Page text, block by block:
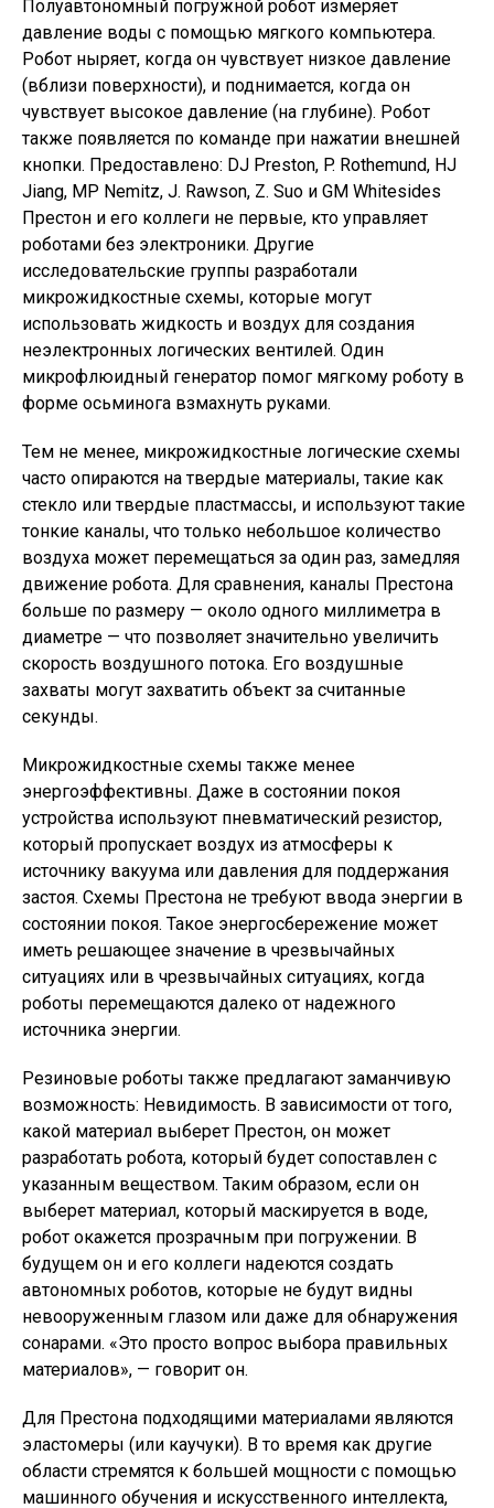
Полуавтономный погружной робот измеряет
давление воды с помощью мягкого компьютера.
Робот ныряет, когда он чувствует низкое давление
(вблизи поверхности), и поднимается, когда он
чувствует высокое давление (на глубине). Робот
также появляется по команде при нажатии внешней
кнопки. Предоставлено: DJ Preston, P. Rothemund, HJ
Jiang, MP Nemitz, J. Rawson, Z. Suo и GM Whitesides
Престон и его коллеги не первые, кто управляет
роботами без электроники. Другие
исследовательские группы разработали
микрожидкостные схемы, которые могут
использовать жидкость и воздух для создания
неэлектронных логических вентилей. Один
микрофлюидный генератор помог мягкому роботу в
форме осьминога взмахнуть руками.
Тем не менее, микрожидкостные логические схемы
часто опираются на твердые материалы, такие как
стекло или твердые пластмассы, и используют такие
тонкие каналы, что только небольшое количество
воздуха может перемещаться за один раз, замедляя
движение робота. Для сравнения, каналы Престона
больше по размеру — около одного миллиметра в
диаметре — что позволяет значительно увеличить
скорость воздушного потока. Его воздушные
захваты могут захватить объект за считанные
секунды.
Микрожидкостные схемы также менее
энергоэффективны. Даже в состоянии покоя
устройства используют пневматический резистор,
который пропускает воздух из атмосферы к
источнику вакуума или давления для поддержания
застоя. Схемы Престона не требуют ввода энергии в
состоянии покоя. Такое энергосбережение может
иметь решающее значение в чрезвычайных
ситуациях или в чрезвычайных ситуациях, когда
роботы перемещаются далеко от надежного
источника энергии.
Резиновые роботы также предлагают заманчивую
возможность: Невидимость. В зависимости от того,
какой материал выберет Престон, он может
разработать робота, который будет сопоставлен с
указанным веществом. Таким образом, если он
выберет материал, который маскируется в воде,
робот окажется прозрачным при погружении. В
будущем он и его коллеги надеются создать
автономных роботов, которые не будут видны
невооруженным глазом или даже для обнаружения
сонарами. «Это просто вопрос выбора правильных
материалов», — говорит он.
Для Престона подходящими материалами являются
эластомеры (или каучуки). В то время как другие
области стремятся к большей мощности с помощью
машинного обучения и искусственного интеллекта,